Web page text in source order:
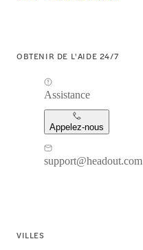
OBTENIR DE L'AIDE 24/7
Assistance
Appelez-nous
support@headout.com
VILLES